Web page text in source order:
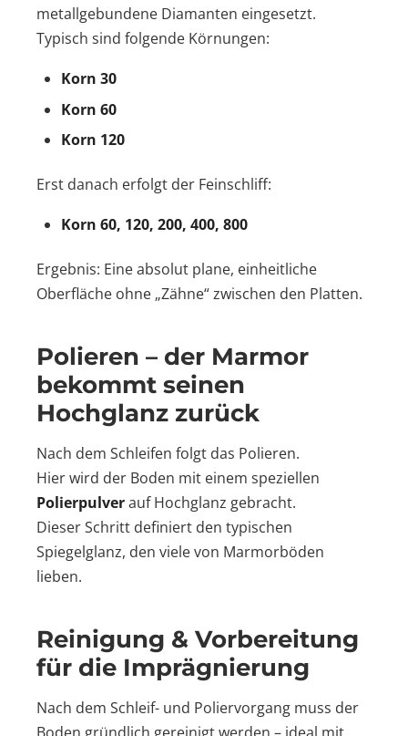
metallgebundene Diamanten eingesetzt.
Typisch sind folgende Körnungen:
Korn 30
Korn 60
Korn 120
Erst danach erfolgt der Feinschliff:
Korn 60, 120, 200, 400, 800
Ergebnis: Eine absolut plane, einheitliche
Oberfläche ohne „Zähne“ zwischen den Platten.
Polieren – der Marmor
bekommt seinen
Hochglanz zurück
Nach dem Schleifen folgt das Polieren.
Hier wird der Boden mit einem speziellen
Polierpulverauf Hochglanz gebracht.
Dieser Schritt definiert den typischen
Spiegelglanz, den viele von Marmorböden
lieben.
Reinigung & Vorbereitung
für die Imprägnierung
Nach dem Schleif- und Poliervorgang muss der